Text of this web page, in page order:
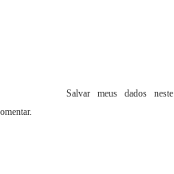
Salvar meus dados neste